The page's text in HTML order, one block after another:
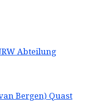
Abteilung
Bergen) Quast